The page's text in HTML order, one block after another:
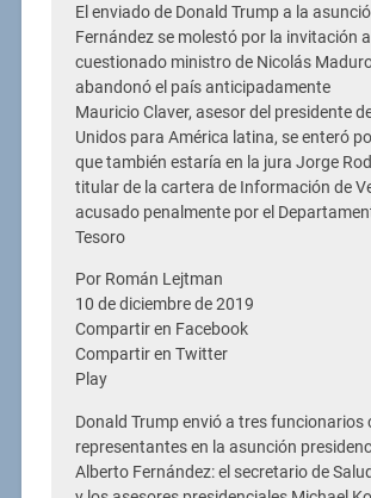
El enviado de Donald Trump a la
Fernández se molestó por la invitación
cuestionado ministro de Nicolás
abandonó el país anticipadamente
Mauricio Claver, asesor del presidente
Unidos para América latina, se enteró
que también estaría en la jura Jorge
titular de la cartera de Información de
acusado penalmente por el
Tesoro
Por Román Lejtman
10 de diciembre de 2019
Compartir en Facebook
Compartir en Twitter
Play
Donald Trump envió a tres funcionarios
representantes en la asunción
Alberto Fernández: el secretario de